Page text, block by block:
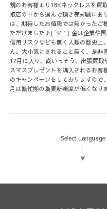
規のお客様より18Kネックレスを買
取店の中から選んで頂き売却誠に
は、期待したお値段では無かったご
ただけました♪( ´▽｀) 金は企業や
信用リスクなども無く人類の歴史上
ん。大小気にされること無く、是非
12月に入り、尚いっそう、出張買取
スマスプレゼントを購入されるお客
のキャンペーンをしておりますの
月は繁忙期の為更新頻度が低くなり
Select Language
▼